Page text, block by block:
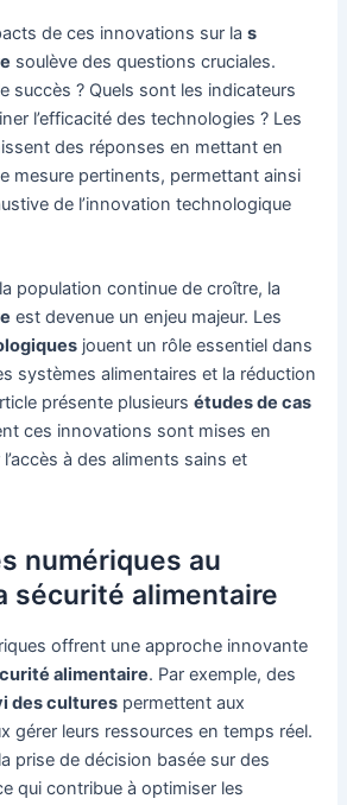
de ces innovations sur las
soulève des questions cruciales.
succès ? Quels sont les indicateurs
l’efficacité des technologies ? Les
des réponses en mettant en
mesure pertinents, permettant ainsi
de l’innovation technologique
population continue de croître, la
est devenue un enjeu majeur. Les
jouent un rôle essentiel dans
systèmes alimentaires et la réduction
présente plusieursétudes de cas
ces innovations sont mises en
à des aliments sains et
numériques au
sécurité alimentaire
offrent une approche innovante
alimentaire. Par exemple, des
des cultures permettent aux
gérer leurs ressources en temps réel.
prise de décision basée sur des
qui contribue à optimiser les